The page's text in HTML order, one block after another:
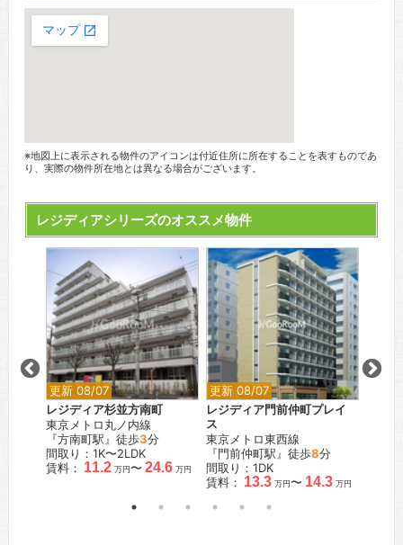
※地図上に表示される物件のアイコンは付近住所に所在することを表すものであ
り、実際の物件所在地とは異なる場合がございます。
レジディアシリーズのオススメ物件
更新 08/07
レジディア杉並方南町
東京メトロ丸ノ内線
『方南町駅』徒歩3分
間取り：1K〜2LDK
賃料： 11.2 万円〜 24.6 万円
更新 08/07
レジディア門前仲町プレイ
ス
東京メトロ東西線
『門前仲町駅』徒歩8分
間取り：1DK
賃料： 13.3 万円〜 14.3 万円